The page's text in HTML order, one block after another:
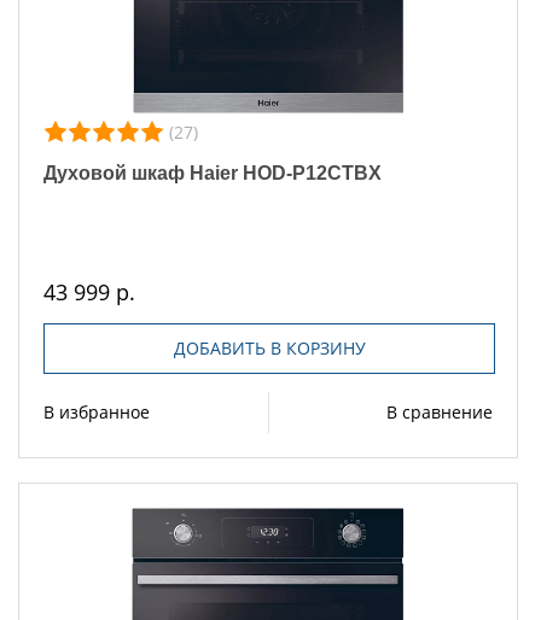
(27)
Духовой шкаф Haier HOD-P12CTBX
43 999 р.
ДОБАВИТЬ В КОРЗИНУ
В избранное В сравнение